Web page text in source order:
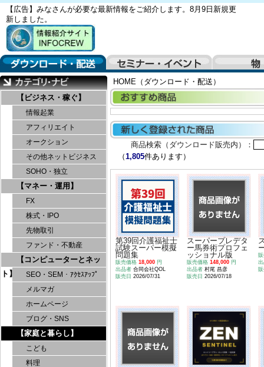
【広告】みなさんが必要な最新情報をご紹介します。8月9日新規更
新しました。
【ビジネス・稼ぐ】
情報起業
アフィリエイト
オークション
その他ネットビジネス
SOHO・独立
【マネー・運用】
FX
株式・IPO
先物取引
ファンド・不動産
【コンピューターとネッ
ト】
SEO・SEM・ｱｸｾｽｱｯﾌﾟ
メルマガ
ホームページ
ブログ・SNS
【家庭と暮らし】
こども
料理
HOME（ダウンロード・配送）
商品検索（ダウンロード販売内）：
（1,805件あります）
第39回介護福祉士
試験スーパー模擬
問題集
販売価格 18,000 円
出品者 合同会社QOL
販売日 2026/07/31
スーパープレデタ
ー馬券術プロフェ
ッショナル版
販売価格 148,000 円
出品者 村尾 昌彦
販売日 2026/07/18